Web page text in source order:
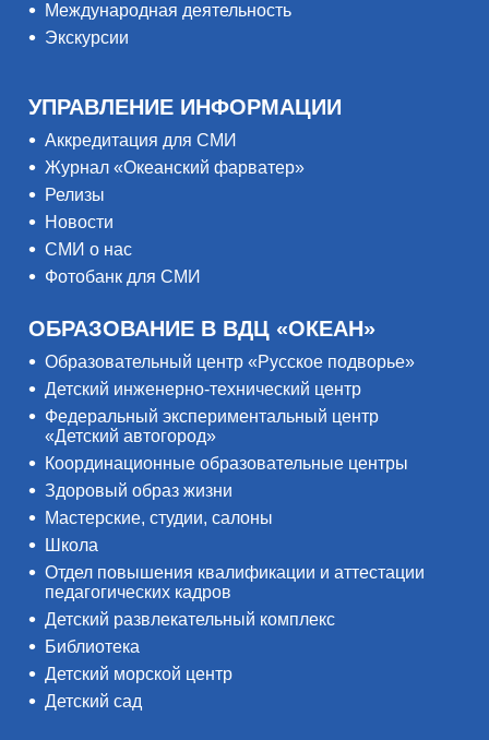
Международная деятельность
Экскурсии
УПРАВЛЕНИЕ ИНФОРМАЦИИ
Аккредитация для СМИ
Журнал «Океанский фарватер»
Релизы
Новости
СМИ о нас
Фотобанк для СМИ
ОБРАЗОВАНИЕ В ВДЦ «ОКЕАН»
Образовательный центр «Русское подворье»
Детский инженерно-технический центр
Федеральный экспериментальный центр
«Детский автогород»
Координационные образовательные центры
Здоровый образ жизни
Мастерские, студии, салоны
Школа
Отдел повышения квалификации и аттестации
педагогических кадров
Детский развлекательный комплекс
Библиотека
Детский морской центр
Детский сад